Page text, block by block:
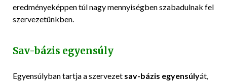
eredményeképpen túl nagy mennyiségben szabadulnak fel
szervezetünkben.
Sav-bázis egyensúly
Egyensúlyban tartja a szervezet sav-bázis egyensúlyát,